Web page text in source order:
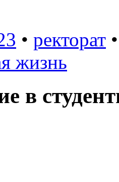
• ректорат
жизнь
в